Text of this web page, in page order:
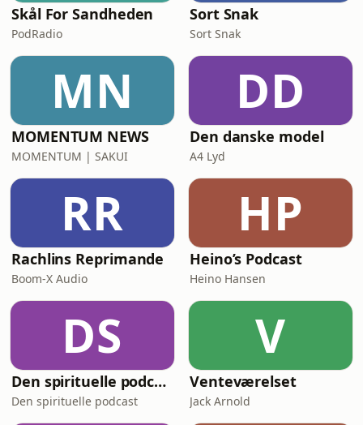
Skål For Sandheden
PodRadio
Sort Snak
Sort Snak
MN
MOMENTUM NEWS
MOMENTUM | SAKUI
DD
Den danske model
A4 Lyd
RR
Rachlins Reprimande
Boom-X Audio
HP
Heino’s Podcast
Heino Hansen
DS
Den spirituelle podcast
Den spirituelle podcast
V
Venteværelset
Jack Arnold